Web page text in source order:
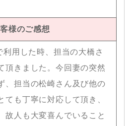
様のご感想
用した時、担当の大橋さ
頂きました。今回妻の突然
、担当の松崎さん及び他の
ても丁寧に対応して頂き、
故人も大変喜んでいること